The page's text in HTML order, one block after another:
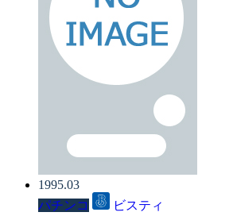
1995.03
パチンコ
ビスティ